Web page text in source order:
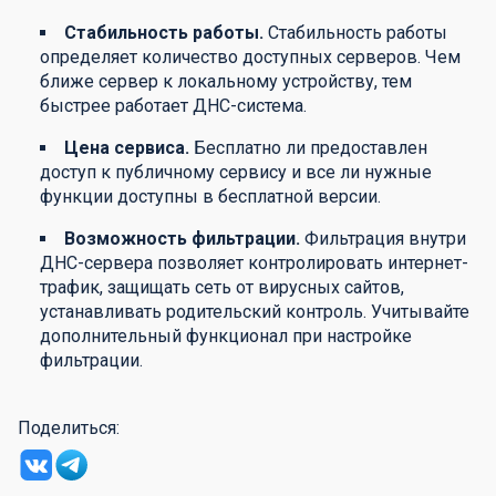
Стабильность работы. Стабильность работы
определяет количество доступных серверов. Чем
ближе сервер к локальному устройству, тем
быстрее работает ДНС-система.
Цена сервиса. Бесплатно ли предоставлен
доступ к публичному сервису и все ли нужные
функции доступны в бесплатной версии.
Возможность фильтрации. Фильтрация внутри
ДНС-сервера позволяет контролировать интернет-
трафик, защищать сеть от вирусных сайтов,
устанавливать родительский контроль. Учитывайте
дополнительный функционал при настройке
фильтрации.
Поделиться: